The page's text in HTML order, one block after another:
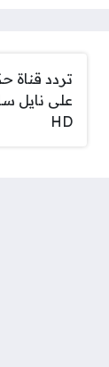
تردد قناة
على نايل
HD